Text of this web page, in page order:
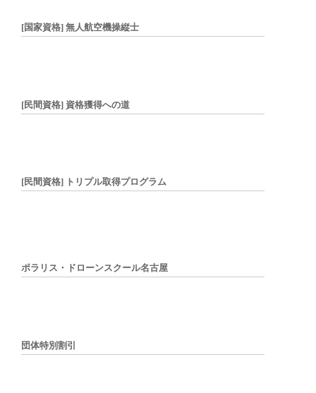
[国家資格] 無人航空機操縦士
[民間資格] 資格獲得への道
[民間資格] トリプル取得プログラム
ポラリス・ドローンスクール名古屋
団体特別割引